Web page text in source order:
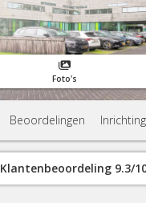
Foto's
Beoordelingen Inrichting
Klantenbeoordeling 9.3/